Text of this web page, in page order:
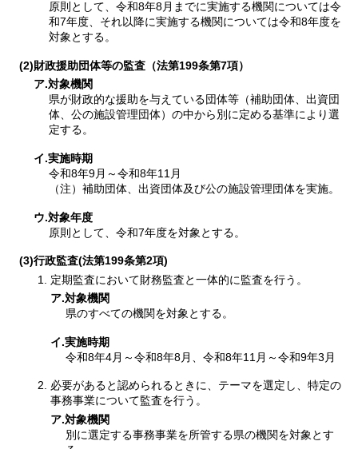
原則として、令和8年8月までに実施する機関については令
和7年度、それ以降に実施する機関については令和8年度を
対象とする。
(2)財政援助団体等の監査（法第199条第7項）
ア.対象機関
県が財政的な援助を与えている団体等（補助団体、出資団
体、公の施設管理団体）の中から別に定める基準により選
定する。
イ.実施時期
令和8年9月～令和8年11月
（注）補助団体、出資団体及び公の施設管理団体を実施。
ウ.対象年度
原則として、令和7年度を対象とする。
(3)行政監査(法第199条第2項)
定期監査において財務監査と一体的に監査を行う。
ア.対象機関
県のすべての機関を対象とする。
イ.実施時期
令和8年4月～令和8年8月、令和8年11月～令和9年3月
必要があると認められるときに、テーマを選定し、特定の
事務事業について監査を行う。
ア.対象機関
別に選定する事務事業を所管する県の機関を対象とす